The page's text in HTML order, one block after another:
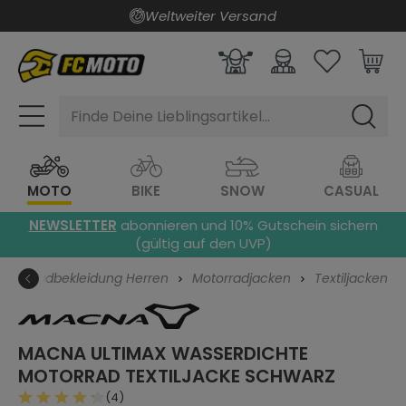
Weltweiter Versand
MOTO BIKE SNOW CASUAL
Finde Deine Lieblingsartikel...
NEWSLETTER abonnieren und 10% Gutschein sichern
(gültig auf den UVP)
Herren Motorradjacken Textiljacken
MACNA ULTIMAX WASSERDICHTE
MOTORRAD TEXTILJACKE SCHWARZ
(4)